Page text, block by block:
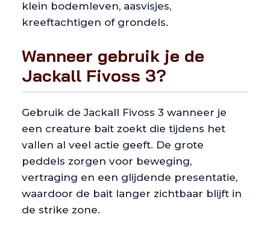
klein bodemleven, aasvisjes,
kreeftachtigen of grondels.
Wanneer gebruik je de
Jackall Fivoss 3?
Gebruik de Jackall Fivoss 3 wanneer je
een creature bait zoekt die tijdens het
vallen al veel actie geeft. De grote
peddels zorgen voor beweging,
vertraging en een glijdende presentatie,
waardoor de bait langer zichtbaar blijft in
de strike zone.